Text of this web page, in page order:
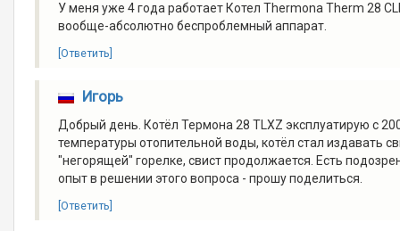
У меня уже 4 года работает Котел Thermona Therm 28
вообще-абсолютно беспроблемный аппарат.
[Ответить]
Игорь
Добрый день. Котёл Термона 28 TLXZ эксплуатирую с
температуры отопительной воды, котёл стал издавать
"негорящей" горелке, свист продолжается. Есть
опыт в решении этого вопроса - прошу поделиться.
[Ответить]